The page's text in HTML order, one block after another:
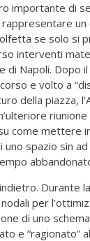
importante di
un
se solo si
interventi
di Napoli. Dopo
e volto a
della piazza,
come mettere
uno spazio sin
Durante
per
di uno
e “ragionato”